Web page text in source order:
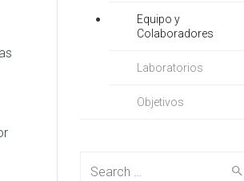
Equipo y
Colaboradores
Laboratorios
Objetivos